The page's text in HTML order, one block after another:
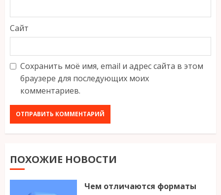
Сайт
Сохранить моё имя, email и адрес сайта в этом
браузере для последующих моих
комментариев.
ПОХОЖИЕ НОВОСТИ
Чем отличаются форматы